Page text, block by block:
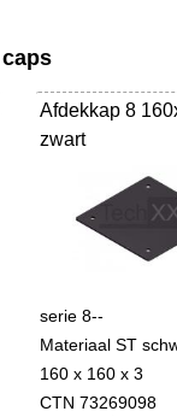
caps
Afdekkap 8
zwart
serie 8--
Materiaal ST
160 x 160 x 3
CTN 73269098